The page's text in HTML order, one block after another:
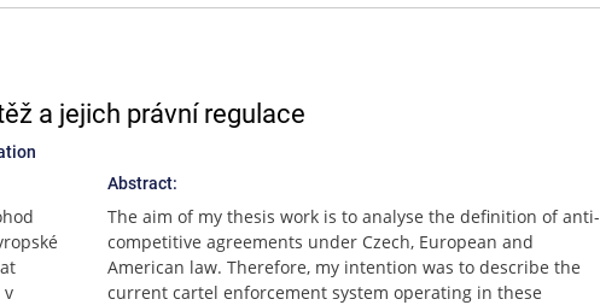
a jejich právní regulace
v
Abstract:
The aim of my thesis work is to analyse the definition of anti-
competitive agreements under Czech, European and
American law. Therefore, my intention was to describe the
current cartel enforcement system operating in these